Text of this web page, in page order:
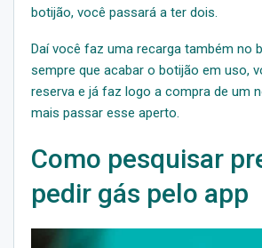
botijão, você passará a ter dois.
Daí você faz uma recarga também no
sempre que acabar o botijão em uso,
reserva e já faz logo a compra de um
mais passar esse aperto.
Como pesquisar
pedir gás pelo app